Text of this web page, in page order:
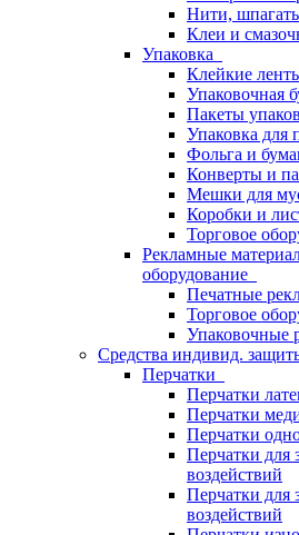
Нити,
Клеи и
Упаковка
Клейкие
Упаковочная
Пакеты
Упаковка для
Фольга и
Конверты и
Мешки для
Коробки и
Торговое
Рекламные
оборудование
Печатные
Торговое
Упаковочные
Средства индивид.
Перчатки
Перчатки
Перчатки
Перчатки
Перчатки для
воздействий
Перчатки для
воздействий